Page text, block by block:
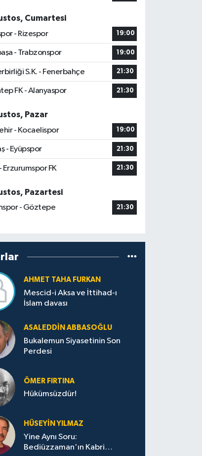
Cumartesi
- Rizespor
19:00
- Trabzonspor 19:00
S.K. - Fenerbahçe 21:30
FK - Alanyaspor 21:30
Pazar
- Kocaelispor
19:00
- Eyüpspor 21:30
Erzurumspor FK 21:30
Pazartesi
- Göztepe
21:30
AHMET TAHA FURKAN
Mescid-i Aksa ve İttihad-ı
İslam davası
ASALEDDIN ABBASOĞLU
Bukalemun Siyasetinin Son
Perdesi
ÖMER FIRTINA
Hükümsüzdür!
HÜSEYIN YILMAZ
Yine Aynı Soru:
Bediüzzaman'ın Kabri